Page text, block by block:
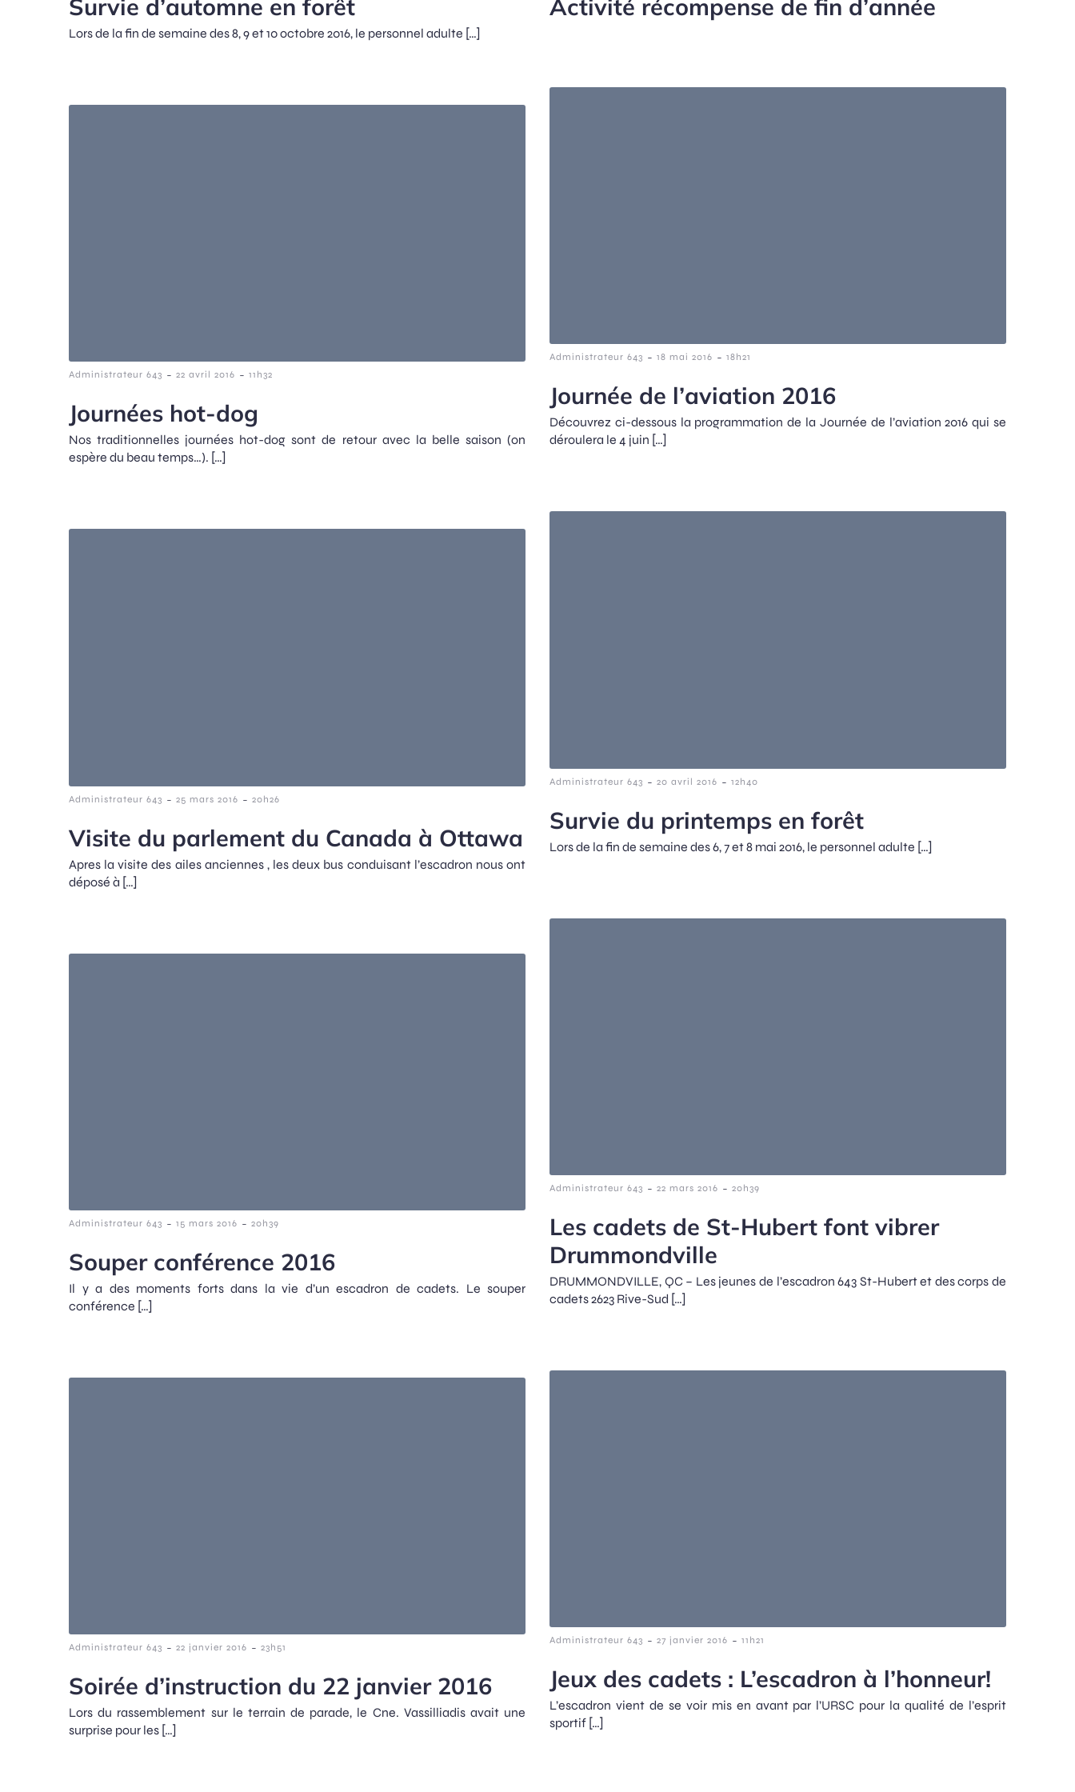
Survie d’automne en forêt
Lors de la fin de semaine des 8, 9 et 10 octobre 2016, le personnel adulte […]
Activité récompense de fin d’année
Administrateur 643 - 18 mai 2016 - 18h21
Journée de l’aviation 2016
Découvrez ci-dessous la programmation de la Journée de l’aviation 2016 qui se
déroulera le 4 juin […]
Administrateur 643 - 22 avril 2016 - 11h32
Journées hot-dog
Nos traditionnelles journées hot-dog sont de retour avec la belle saison (on
espère du beau temps…). […]
Administrateur 643 - 20 avril 2016 - 12h40
Survie du printemps en forêt
Lors de la fin de semaine des 6, 7 et 8 mai 2016, le personnel adulte […]
Administrateur 643 - 25 mars 2016 - 20h26
Visite du parlement du Canada à Ottawa
Apres la visite des ailes anciennes , les deux bus conduisant l’escadron nous ont
déposé à […]
Administrateur 643 - 22 mars 2016 - 20h39
Les cadets de St-Hubert font vibrer
Drummondville
DRUMMONDVILLE, QC – Les jeunes de l’escadron 643 St-Hubert et des corps de
cadets 2623 Rive-Sud […]
Administrateur 643 - 15 mars 2016 - 20h39
Souper conférence 2016
Il y a des moments forts dans la vie d’un escadron de cadets. Le souper
conférence […]
Administrateur 643 - 27 janvier 2016 - 11h21
Jeux des cadets : L’escadron à l’honneur!
L’escadron vient de se voir mis en avant par l’URSC pour la qualité de l’esprit
sportif […]
Administrateur 643 - 22 janvier 2016 - 23h51
Soirée d’instruction du 22 janvier 2016
Lors du rassemblement sur le terrain de parade, le Cne. Vassilliadis avait une
surprise pour les […]